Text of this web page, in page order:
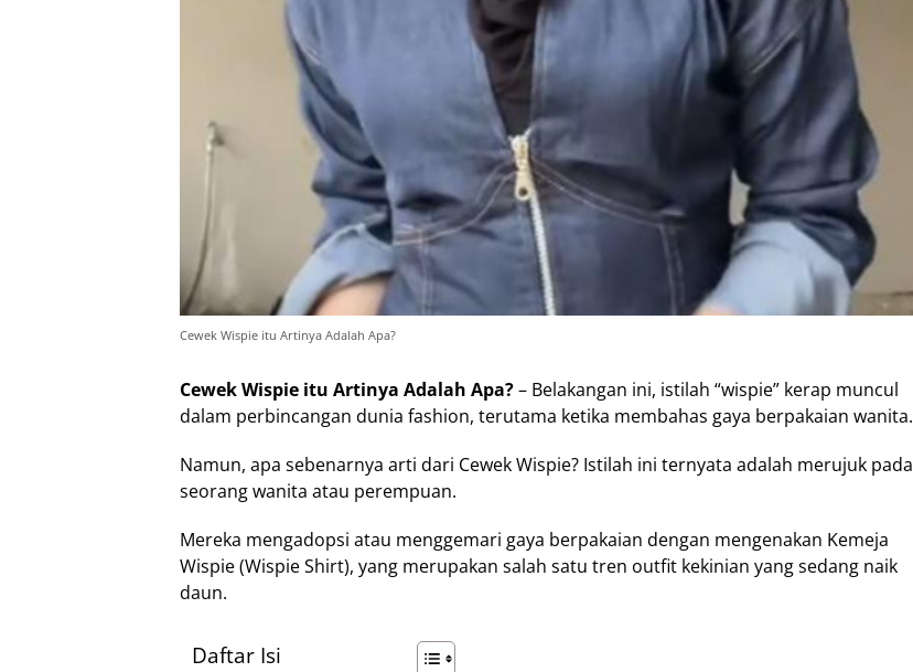
Cewek Wispie itu Artinya Adalah Apa?
Cewek Wispie itu Artinya Adalah Apa?– Belakangan ini, istilah “wispie” kerap muncul
dalam perbincangan dunia fashion, terutama ketika membahas gaya berpakaian wanita.
Namun, apa sebenarnya arti dari Cewek Wispie? Istilah ini ternyata adalah merujuk pada
seorang wanita atau perempuan.
Mereka mengadopsi atau menggemari gaya berpakaian dengan mengenakan Kemeja
Wispie (Wispie Shirt), yang merupakan salah satu tren outfit kekinian yang sedang naik
daun.
Daftar Isi